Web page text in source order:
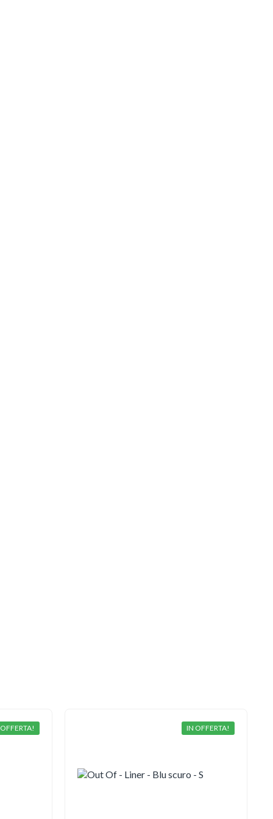
IN OFFERTA!